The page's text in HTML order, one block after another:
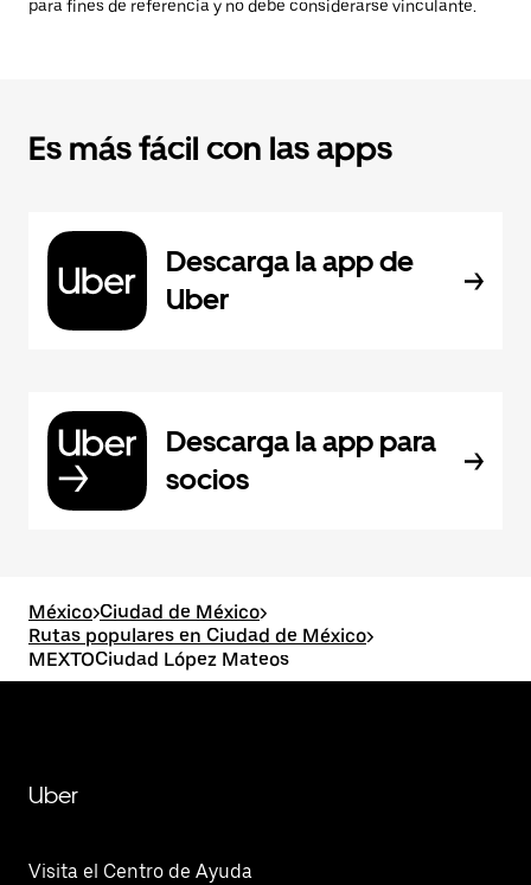
para fines de referencia y no debe considerarse vinculante.
Es más fácil con las apps
Descarga la app de
Uber
Descarga la app para
socios
México>Ciudad de México>
Rutas populares en Ciudad de México>
MEXTOCiudad López Mateos
Uber
Visita el Centro de Ayuda